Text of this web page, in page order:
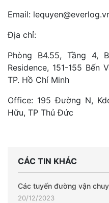
Email:
Địa chỉ:
Phòng B4.55, Tầng 4,
Residence, 151-155 Bến
TP. Hồ Chí Minh
Office: 195 Đường N,
Hữu, TP Thủ Đức
CÁC TIN KHÁC
Các tuyến đường vận
20/12/2023